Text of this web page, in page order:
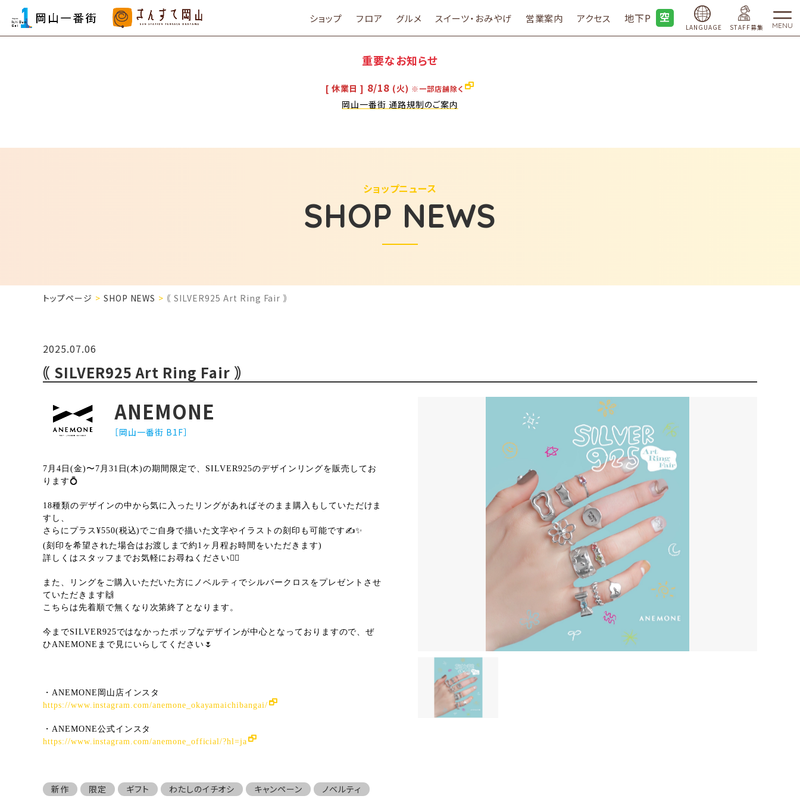
ショップ フロア グルメ スイーツ・おみやげ 営業案内 アクセス 地下P
LANGUAGE STAFF募集 MENU
重要なお知らせ
[ 休業日 ] 8/18 (火) ※一部店舗除く
岡山一番街 通路規制のご案内
SHOP NEWS
ショップニュース
トップページ SHOP NEWS ｟ SILVER925 Art Ring Fair ｠
2025.07.06
｟ SILVER925 Art Ring Fair ｠
ANEMONE
［岡山一番街 B1F］
7月4日(金)〜7月31日(木)の期間限定で、SILVER925のデザインリングを販売してお
ります💍
18種類のデザインの中から気に入ったリングがあればそのまま購入もしていただけま
すし、
さらにプラス¥550(税込)でご自身で描いた文字やイラストの刻印も可能です✍️✨
(刻印を希望された場合はお渡しまで約1ヶ月程お時間をいただきます)
詳しくはスタッフまでお気軽にお尋ねください🙋‍♀️
また、リングをご購入いただいた方にノベルティでシルバークロスをプレゼントさせ
ていただきます🙌
こちらは先着順で無くなり次第終了となります。
今までSILVER925ではなかったポップなデザインが中心となっておりますので、ぜ
ひANEMONEまで見にいらしてください🌷
・ANEMONE岡山店インスタ
https://www.instagram.com/anemone_okayamaichibangai/
・ANEMONE公式インスタ
https://www.instagram.com/anemone_official/?hl=ja
新作 限定 ギフト わたしのイチオシ キャンペーン ノベルティ